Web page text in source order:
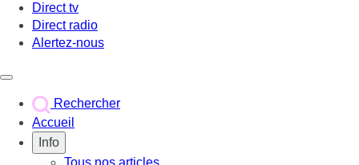
Direct tv
Direct radio
Alertez-nous
Rechercher
Accueil
Info
Tous nos articles